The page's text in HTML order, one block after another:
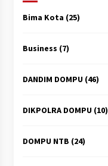
Bima Kota (25)
Business (7)
DANDIM DOMPU(46)
DIKPOLRA DOMPU(10)
DOMPU NTB (24)